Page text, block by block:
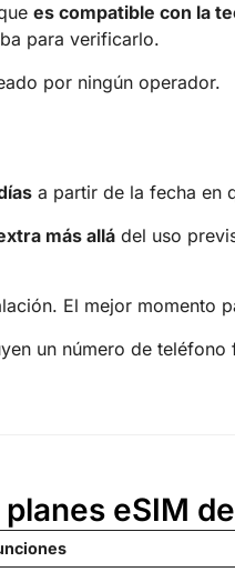
es compatible con la
para verificarlo.
por ningún operador.
a partir de la fecha en
más allá del uso
El mejor momento
un número de
eSIM